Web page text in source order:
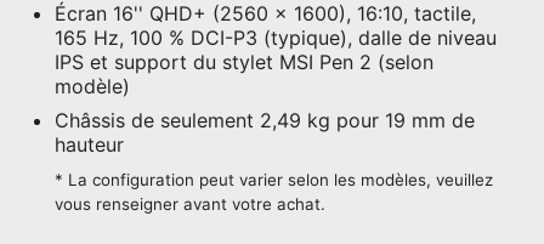
Écran 16'' QHD+ (2560 x 1600), 16:10, tactile,
165 Hz, 100 % DCI-P3 (typique), dalle de niveau
IPS et support du stylet MSI Pen 2 (selon
modèle)
Châssis de seulement 2,49 kg pour 19 mm de
hauteur
* La configuration peut varier selon les modèles, veuillez
vous renseigner avant votre achat.